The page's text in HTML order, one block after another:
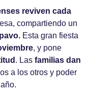
reviven cada
compartiendo un
pavo. Esta gran fiesta
, y pone
. Las familias dan
a los otros y poder